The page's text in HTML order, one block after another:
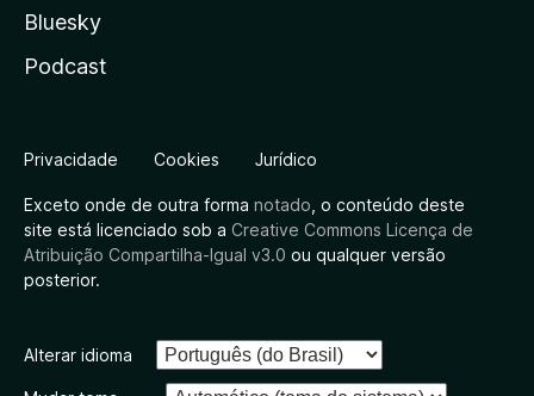
Bluesky
Podcast
Privacidade Cookies Jurídico
Exceto onde de outra forma notado , o conteúdo deste
site está licenciado sob a Creative Commons Licença de
Atribuição Compartilha-Igual v3.0 ou qualquer versão
posterior.
Alterar idioma